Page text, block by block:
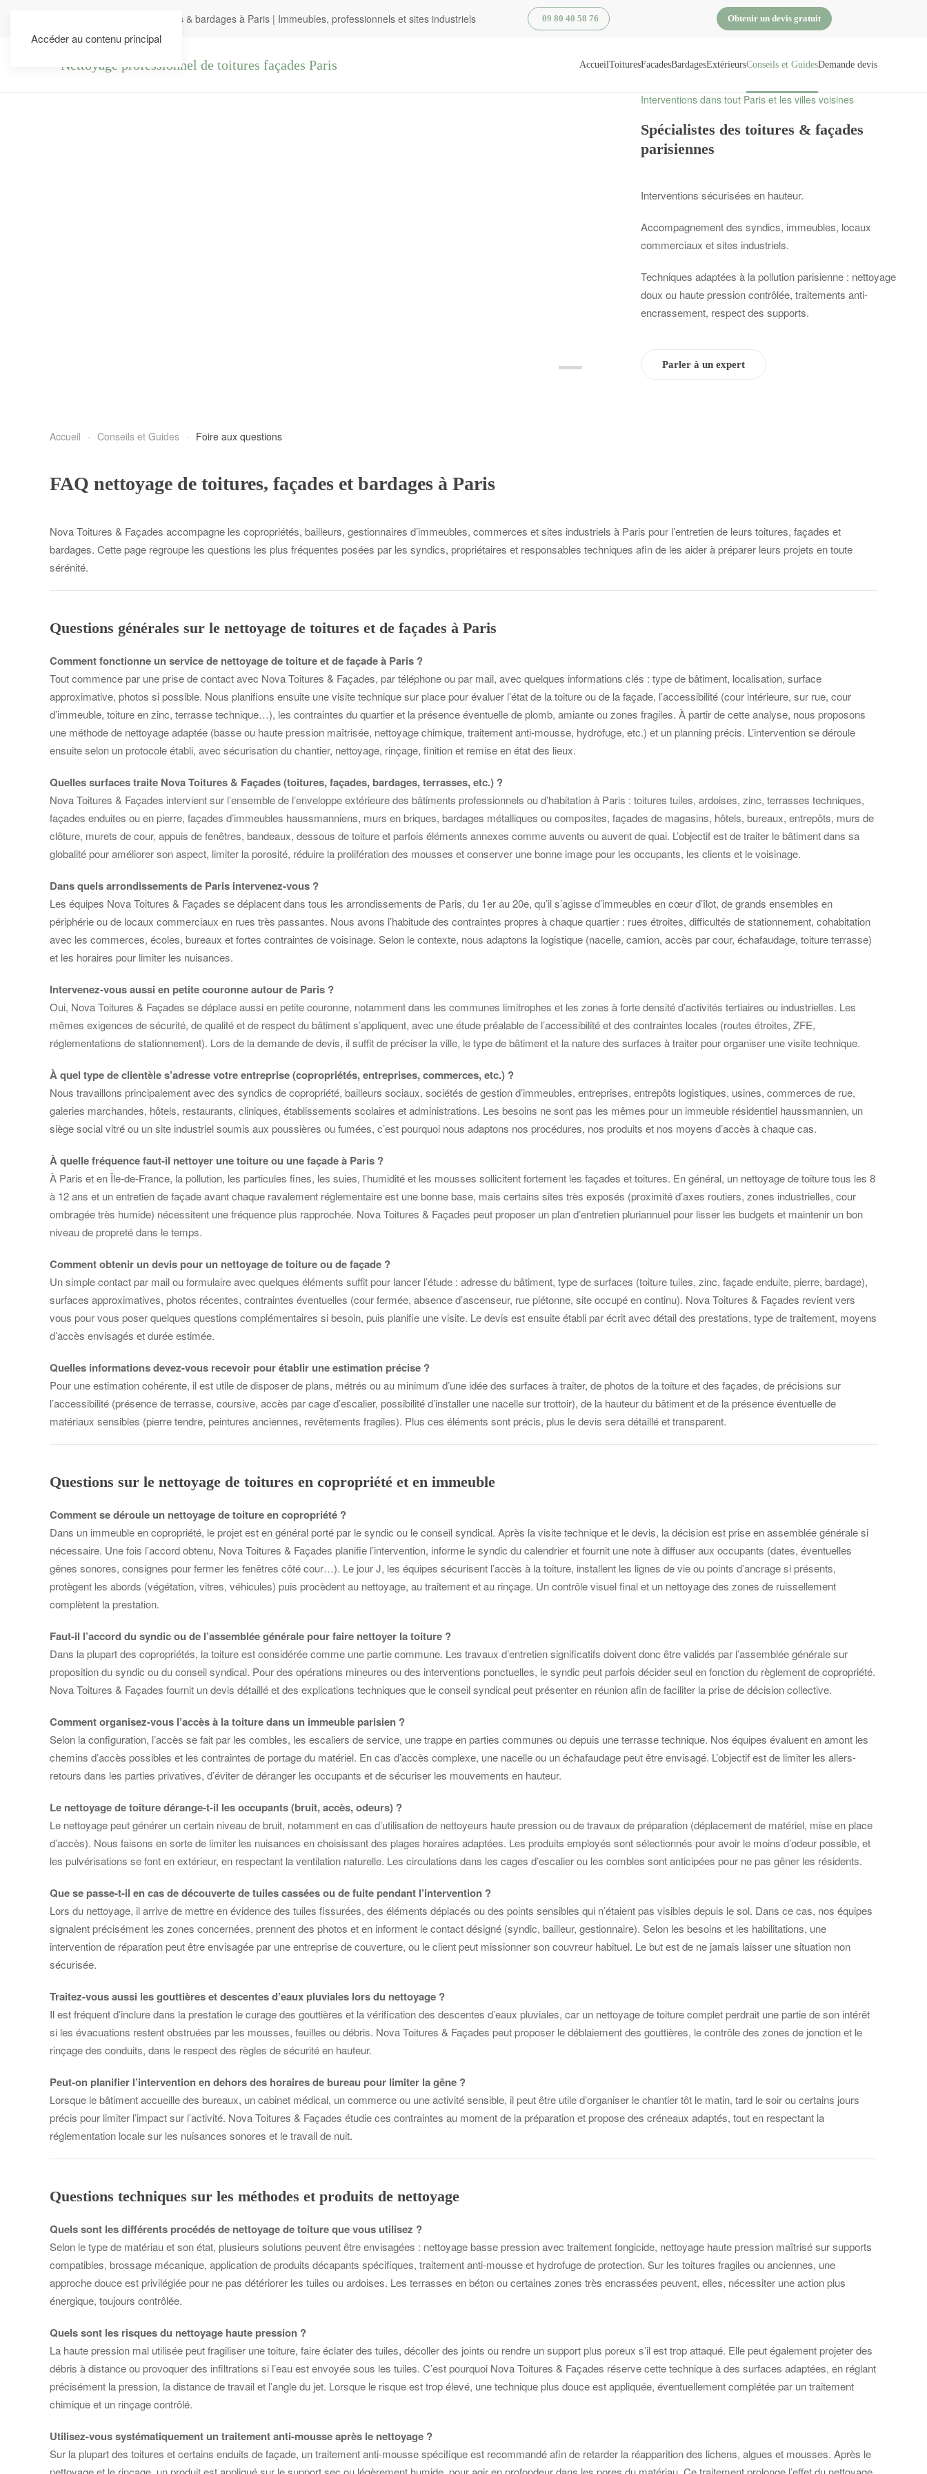
Accéder au contenu principal
Nettoyage de toitures, façades & bardages à Paris | Immeubles, professionnels et sites industriels 09 80 40 58 76 Obtenir un devis gratuit
AccueilToituresFacadesBardagesExtérieursConseils et GuidesDemande devis
Interventions dans tout Paris et les villes voisines
Spécialistes des toitures & façades
parisiennes
Interventions sécurisées en hauteur.
Accompagnement des syndics, immeubles, locaux
commerciaux et sites industriels.
Techniques adaptées à la pollution parisienne : nettoyage
doux ou haute pression contrôlée, traitements anti-
encrassement, respect des supports.
Parler à un expert
Accueil Conseils et Guides Foire aux questions
FAQ nettoyage de toitures, façades et bardages à Paris
Nova Toitures & Façades accompagne les copropriétés, bailleurs, gestionnaires d’immeubles, commerces et sites industriels à Paris pour l’entretien de leurs toitures, façades et
bardages. Cette page regroupe les questions les plus fréquentes posées par les syndics, propriétaires et responsables techniques afin de les aider à préparer leurs projets en toute
sérénité.
Questions générales sur le nettoyage de toitures et de façades à Paris
Comment fonctionne un service de nettoyage de toiture et de façade à Paris ?
Tout commence par une prise de contact avec Nova Toitures & Façades, par téléphone ou par mail, avec quelques informations clés : type de bâtiment, localisation, surface
approximative, photos si possible. Nous planifions ensuite une visite technique sur place pour évaluer l’état de la toiture ou de la façade, l’accessibilité (cour intérieure, sur rue, cour
d’immeuble, toiture en zinc, terrasse technique…), les contraintes du quartier et la présence éventuelle de plomb, amiante ou zones fragiles. À partir de cette analyse, nous proposons
une méthode de nettoyage adaptée (basse ou haute pression maîtrisée, nettoyage chimique, traitement anti-mousse, hydrofuge, etc.) et un planning précis. L’intervention se déroule
ensuite selon un protocole établi, avec sécurisation du chantier, nettoyage, rinçage, finition et remise en état des lieux.
Quelles surfaces traite Nova Toitures & Façades (toitures, façades, bardages, terrasses, etc.) ?
Nova Toitures & Façades intervient sur l’ensemble de l’enveloppe extérieure des bâtiments professionnels ou d’habitation à Paris : toitures tuiles, ardoises, zinc, terrasses techniques,
façades enduites ou en pierre, façades d’immeubles haussmanniens, murs en briques, bardages métalliques ou composites, façades de magasins, hôtels, bureaux, entrepôts, murs de
clôture, murets de cour, appuis de fenêtres, bandeaux, dessous de toiture et parfois éléments annexes comme auvents ou auvent de quai. L’objectif est de traiter le bâtiment dans sa
globalité pour améliorer son aspect, limiter la porosité, réduire la prolifération des mousses et conserver une bonne image pour les occupants, les clients et le voisinage.
Dans quels arrondissements de Paris intervenez-vous ?
Les équipes Nova Toitures & Façades se déplacent dans tous les arrondissements de Paris, du 1er au 20e, qu’il s’agisse d’immeubles en cœur d’îlot, de grands ensembles en
périphérie ou de locaux commerciaux en rues très passantes. Nous avons l’habitude des contraintes propres à chaque quartier : rues étroites, difficultés de stationnement, cohabitation
avec les commerces, écoles, bureaux et fortes contraintes de voisinage. Selon le contexte, nous adaptons la logistique (nacelle, camion, accès par cour, échafaudage, toiture terrasse)
et les horaires pour limiter les nuisances.
Intervenez-vous aussi en petite couronne autour de Paris ?
Oui, Nova Toitures & Façades se déplace aussi en petite couronne, notamment dans les communes limitrophes et les zones à forte densité d’activités tertiaires ou industrielles. Les
mêmes exigences de sécurité, de qualité et de respect du bâtiment s’appliquent, avec une étude préalable de l’accessibilité et des contraintes locales (routes étroites, ZFE,
réglementations de stationnement). Lors de la demande de devis, il suffit de préciser la ville, le type de bâtiment et la nature des surfaces à traiter pour organiser une visite technique.
À quel type de clientèle s’adresse votre entreprise (copropriétés, entreprises, commerces, etc.) ?
Nous travaillons principalement avec des syndics de copropriété, bailleurs sociaux, sociétés de gestion d’immeubles, entreprises, entrepôts logistiques, usines, commerces de rue,
galeries marchandes, hôtels, restaurants, cliniques, établissements scolaires et administrations. Les besoins ne sont pas les mêmes pour un immeuble résidentiel haussmannien, un
siège social vitré ou un site industriel soumis aux poussières ou fumées, c’est pourquoi nous adaptons nos procédures, nos produits et nos moyens d’accès à chaque cas.
À quelle fréquence faut-il nettoyer une toiture ou une façade à Paris ?
À Paris et en Île-de-France, la pollution, les particules fines, les suies, l’humidité et les mousses sollicitent fortement les façades et toitures. En général, un nettoyage de toiture tous les 8
à 12 ans et un entretien de façade avant chaque ravalement réglementaire est une bonne base, mais certains sites très exposés (proximité d’axes routiers, zones industrielles, cour
ombragée très humide) nécessitent une fréquence plus rapprochée. Nova Toitures & Façades peut proposer un plan d’entretien pluriannuel pour lisser les budgets et maintenir un bon
niveau de propreté dans le temps.
Comment obtenir un devis pour un nettoyage de toiture ou de façade ?
Un simple contact par mail ou formulaire avec quelques éléments suffit pour lancer l’étude : adresse du bâtiment, type de surfaces (toiture tuiles, zinc, façade enduite, pierre, bardage),
surfaces approximatives, photos récentes, contraintes éventuelles (cour fermée, absence d’ascenseur, rue piétonne, site occupé en continu). Nova Toitures & Façades revient vers
vous pour vous poser quelques questions complémentaires si besoin, puis planifie une visite. Le devis est ensuite établi par écrit avec détail des prestations, type de traitement, moyens
d’accès envisagés et durée estimée.
Quelles informations devez-vous recevoir pour établir une estimation précise ?
Pour une estimation cohérente, il est utile de disposer de plans, métrés ou au minimum d’une idée des surfaces à traiter, de photos de la toiture et des façades, de précisions sur
l’accessibilité (présence de terrasse, coursive, accès par cage d’escalier, possibilité d’installer une nacelle sur trottoir), de la hauteur du bâtiment et de la présence éventuelle de
matériaux sensibles (pierre tendre, peintures anciennes, revêtements fragiles). Plus ces éléments sont précis, plus le devis sera détaillé et transparent.
Questions sur le nettoyage de toitures en copropriété et en immeuble
Comment se déroule un nettoyage de toiture en copropriété ?
Dans un immeuble en copropriété, le projet est en général porté par le syndic ou le conseil syndical. Après la visite technique et le devis, la décision est prise en assemblée générale si
nécessaire. Une fois l’accord obtenu, Nova Toitures & Façades planifie l’intervention, informe le syndic du calendrier et fournit une note à diffuser aux occupants (dates, éventuelles
gênes sonores, consignes pour fermer les fenêtres côté cour…). Le jour J, les équipes sécurisent l’accès à la toiture, installent les lignes de vie ou points d’ancrage si présents,
protègent les abords (végétation, vitres, véhicules) puis procèdent au nettoyage, au traitement et au rinçage. Un contrôle visuel final et un nettoyage des zones de ruissellement
complètent la prestation.
Faut-il l’accord du syndic ou de l’assemblée générale pour faire nettoyer la toiture ?
Dans la plupart des copropriétés, la toiture est considérée comme une partie commune. Les travaux d’entretien significatifs doivent donc être validés par l’assemblée générale sur
proposition du syndic ou du conseil syndical. Pour des opérations mineures ou des interventions ponctuelles, le syndic peut parfois décider seul en fonction du règlement de copropriété.
Nova Toitures & Façades fournit un devis détaillé et des explications techniques que le conseil syndical peut présenter en réunion afin de faciliter la prise de décision collective.
Comment organisez-vous l’accès à la toiture dans un immeuble parisien ?
Selon la configuration, l’accès se fait par les combles, les escaliers de service, une trappe en parties communes ou depuis une terrasse technique. Nos équipes évaluent en amont les
chemins d’accès possibles et les contraintes de portage du matériel. En cas d’accès complexe, une nacelle ou un échafaudage peut être envisagé. L’objectif est de limiter les allers-
retours dans les parties privatives, d’éviter de déranger les occupants et de sécuriser les mouvements en hauteur.
Le nettoyage de toiture dérange-t-il les occupants (bruit, accès, odeurs) ?
Le nettoyage peut générer un certain niveau de bruit, notamment en cas d’utilisation de nettoyeurs haute pression ou de travaux de préparation (déplacement de matériel, mise en place
d’accès). Nous faisons en sorte de limiter les nuisances en choisissant des plages horaires adaptées. Les produits employés sont sélectionnés pour avoir le moins d’odeur possible, et
les pulvérisations se font en extérieur, en respectant la ventilation naturelle. Les circulations dans les cages d’escalier ou les combles sont anticipées pour ne pas gêner les résidents.
Que se passe-t-il en cas de découverte de tuiles cassées ou de fuite pendant l’intervention ?
Lors du nettoyage, il arrive de mettre en évidence des tuiles fissurées, des éléments déplacés ou des points sensibles qui n’étaient pas visibles depuis le sol. Dans ce cas, nos équipes
signalent précisément les zones concernées, prennent des photos et en informent le contact désigné (syndic, bailleur, gestionnaire). Selon les besoins et les habilitations, une
intervention de réparation peut être envisagée par une entreprise de couverture, ou le client peut missionner son couvreur habituel. Le but est de ne jamais laisser une situation non
sécurisée.
Traitez-vous aussi les gouttières et descentes d’eaux pluviales lors du nettoyage ?
Il est fréquent d’inclure dans la prestation le curage des gouttières et la vérification des descentes d’eaux pluviales, car un nettoyage de toiture complet perdrait une partie de son intérêt
si les évacuations restent obstruées par les mousses, feuilles ou débris. Nova Toitures & Façades peut proposer le déblaiement des gouttières, le contrôle des zones de jonction et le
rinçage des conduits, dans le respect des règles de sécurité en hauteur.
Peut-on planifier l’intervention en dehors des horaires de bureau pour limiter la gêne ?
Lorsque le bâtiment accueille des bureaux, un cabinet médical, un commerce ou une activité sensible, il peut être utile d’organiser le chantier tôt le matin, tard le soir ou certains jours
précis pour limiter l’impact sur l’activité. Nova Toitures & Façades étudie ces contraintes au moment de la préparation et propose des créneaux adaptés, tout en respectant la
réglementation locale sur les nuisances sonores et le travail de nuit.
Questions techniques sur les méthodes et produits de nettoyage
Quels sont les différents procédés de nettoyage de toiture que vous utilisez ?
Selon le type de matériau et son état, plusieurs solutions peuvent être envisagées : nettoyage basse pression avec traitement fongicide, nettoyage haute pression maîtrisé sur supports
compatibles, brossage mécanique, application de produits décapants spécifiques, traitement anti-mousse et hydrofuge de protection. Sur les toitures fragiles ou anciennes, une
approche douce est privilégiée pour ne pas détériorer les tuiles ou ardoises. Les terrasses en béton ou certaines zones très encrassées peuvent, elles, nécessiter une action plus
énergique, toujours contrôlée.
Quels sont les risques du nettoyage haute pression ?
La haute pression mal utilisée peut fragiliser une toiture, faire éclater des tuiles, décoller des joints ou rendre un support plus poreux s’il est trop attaqué. Elle peut également projeter des
débris à distance ou provoquer des infiltrations si l’eau est envoyée sous les tuiles. C’est pourquoi Nova Toitures & Façades réserve cette technique à des surfaces adaptées, en réglant
précisément la pression, la distance de travail et l’angle du jet. Lorsque le risque est trop élevé, une technique plus douce est appliquée, éventuellement complétée par un traitement
chimique et un rinçage contrôlé.
Utilisez-vous systématiquement un traitement anti-mousse après le nettoyage ?
Sur la plupart des toitures et certains enduits de façade, un traitement anti-mousse spécifique est recommandé afin de retarder la réapparition des lichens, algues et mousses. Après le